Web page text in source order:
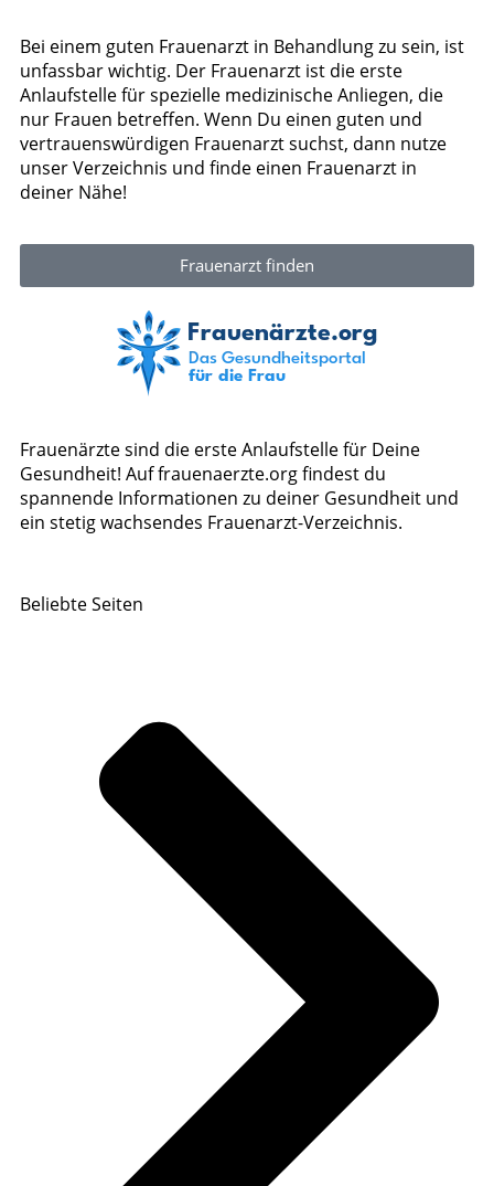
Bei einem guten Frauenarzt in Behandlung zu sein, ist
unfassbar wichtig. Der Frauenarzt ist die erste
Anlaufstelle für spezielle medizinische Anliegen, die
nur Frauen betreffen. Wenn Du einen guten und
vertrauenswürdigen Frauenarzt suchst, dann nutze
unser Verzeichnis und finde einen Frauenarzt in
deiner Nähe!
Frauenarzt finden
Frauenärzte sind die erste Anlaufstelle für Deine
Gesundheit! Auf frauenaerzte.org findest du
spannende Informationen zu deiner Gesundheit und
ein stetig wachsendes Frauenarzt-Verzeichnis.
Beliebte Seiten